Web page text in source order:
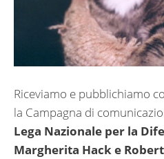
Riceviamo e pubblichiamo
la Campagna di
Lega Nazionale per la
Margherita Hack e